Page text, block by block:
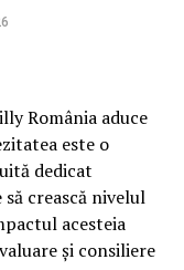
România aduce
este o
dedicat
crească nivelul
acesteia
și consiliere